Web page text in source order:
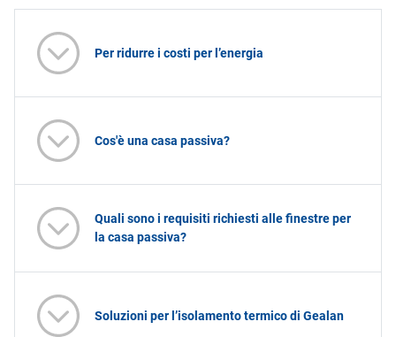
Per ridurre i costi per l’energia
Cos'è una casa passiva?
Quali sono i requisiti richiesti alle finestre per
la casa passiva?
Soluzioni per l’isolamento termico di Gealan